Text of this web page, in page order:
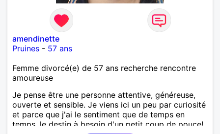
amendinette
Pruines - 57 ans
Femme divorcé(e) de 57 ans recherche rencontre
amoureuse
Je pense être une personne attentive, généreuse,
ouverte et sensible. Je viens ici un peu par curiosité
et parce que j'ai le sentiment que de temps en
temps, le destin à besoin d'un petit coup de pouce!